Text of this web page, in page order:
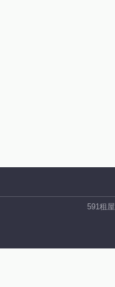
591租屋